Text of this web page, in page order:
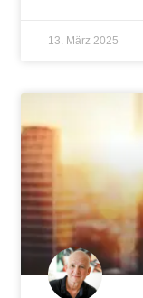
13. März 2025